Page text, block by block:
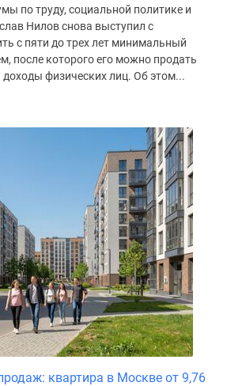
по труду, социальной политике и
Нилов снова выступил с
с пяти до трех лет минимальный
после которого его можно продать
доходы физических лиц. Об этом...
квартира в Москве от 9,76